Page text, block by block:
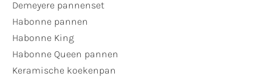
Demeyere pannenset
Habonne pannen
Habonne King
Habonne Queen pannen
Keramische koekenpan